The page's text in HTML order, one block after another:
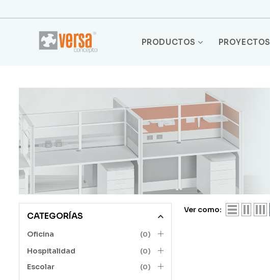
PRODUCTOS PROYECTOS
CATEGORÍAS
Oficina (0)
Hospitalidad (0)
Escolar (0)
Ver como: